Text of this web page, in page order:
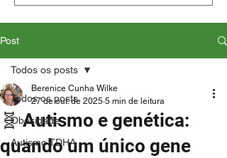
Post
Todos os posts
Obesidade
Autismo TDHA
Todos os posts
🧬 Autismo e genética:
quando um único gene
Berenice Cunha Wilke
27 de out. de 2025 5 min de leitura